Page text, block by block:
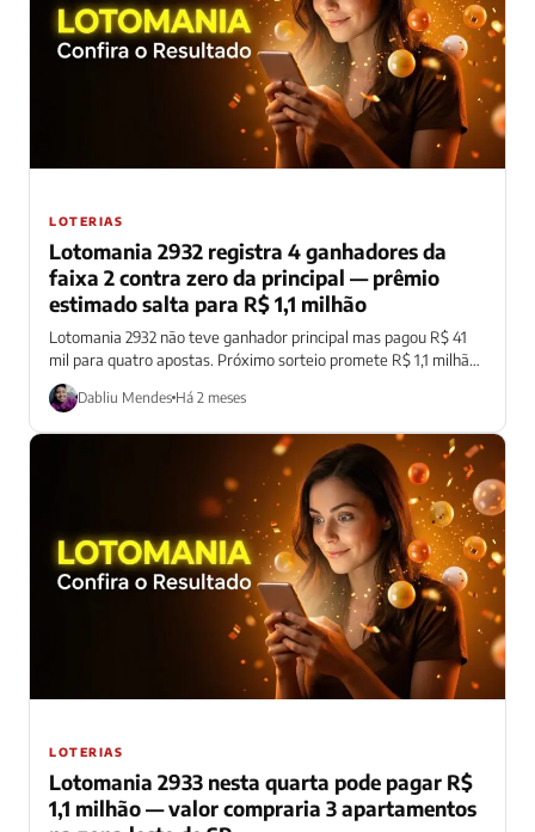
LOTERIAS
Lotomania 2932 registra 4 ganhadores da
faixa 2 contra zero da principal — prêmio
estimado salta para R$ 1,1 milhão
Lotomania 2932 não teve ganhador principal mas pagou R$ 41
mil para quatro apostas. Próximo sorteio promete R$ 1,1 milhão
hoje.
Dabliu Mendes Há 2 meses
LOTERIAS
Lotomania 2933 nesta quarta pode pagar R$
1,1 milhão — valor compraria 3 apartamentos